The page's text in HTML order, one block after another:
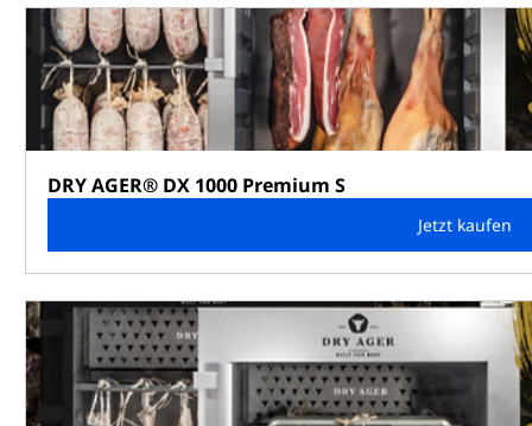
DRY AGER® DX 1000 Premium S
Jetzt kaufen